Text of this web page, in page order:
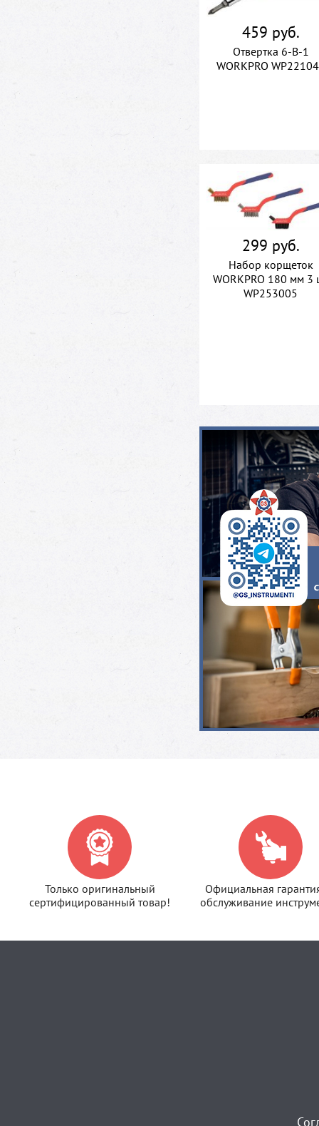
459 руб.
Отвертка 6-В-1
WORKPRO
299 руб.
Набор корщеток
WORKPRO 180 мм 3
WP253005
Только оригинальный
сертифицированный товар!
Официальная
обслуживание